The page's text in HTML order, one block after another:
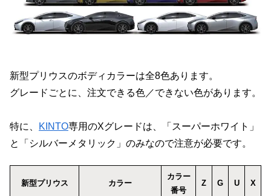
新型プリウスのボディカラーは全8色あります。
グレードごとに、注文できる色／できない色があります。
特に、 KINTO専用のXグレードは、「スーパーホワイト」
と「シルバーメタリック」のみなので注意が必要です。
新型プリウス カラー
カラー
番号
Z G U X